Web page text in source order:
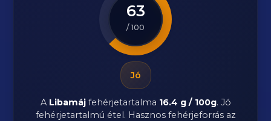
63
/ 100
Jó
A Libamájfehérjetartalma 16.4 g / 100g. Jó
fehérjetartalmú étel. Hasznos fehérjeforrás az